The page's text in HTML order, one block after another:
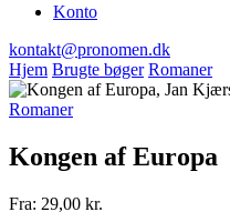
Konto
kontakt@pronomen.dk
Hjem Brugte bøger Romaner
Romaner
Kongen af Europa
Fra: 29,00 kr.